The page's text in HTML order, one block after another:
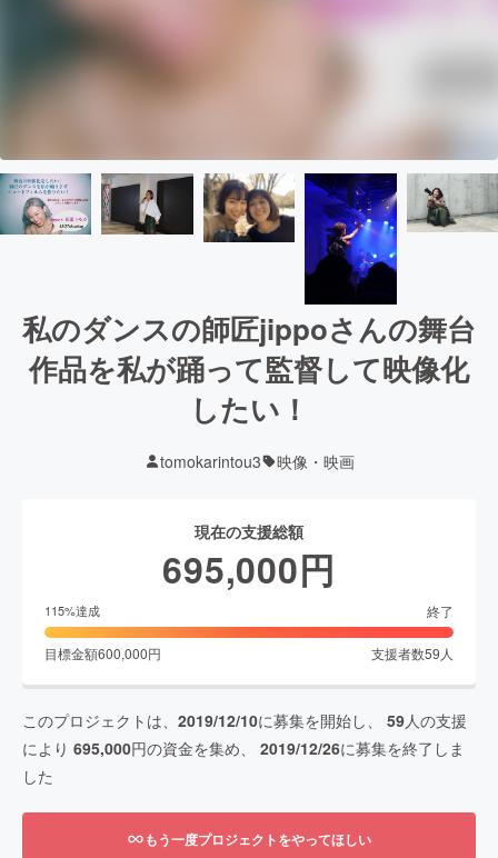
私のダンスの師匠jippoさんの舞台
作品を私が踊って監督して映像化
したい！
tomokarintou3 映像・映画
現在の支援総額
695,000円
115%達成 終了
目標金額600,000円 支援者数59 人
このプロジェクトは、 2019/12/10に募集を開始し、 59人の支援
により 695,000円の資金を集め、 2019/12/26に募集を終了しま
した
もう一度プロジェクトをやってほしい